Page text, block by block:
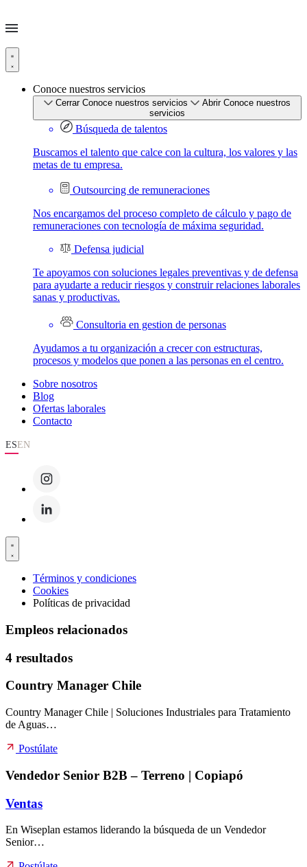
Conoce nuestros servicios
Cerrar Conoce nuestros servicios
Abrir Conoce nuestros
servicios
Búsqueda de talentos
Buscamos el talento que calce con la cultura, los valores y las
metas de tu empresa.
Outsourcing de remuneraciones
Nos encargamos del proceso completo de cálculo y pago de
remuneraciones con tecnología de máxima seguridad.
Defensa judicial
Te apoyamos con soluciones legales preventivas y de defensa
para ayudarte a reducir riesgos y construir relaciones laborales
sanas y productivas.
Consultoria en gestion de personas
Ayudamos a tu organización a crecer con estructuras,
procesos y modelos que ponen a las personas en el centro.
Sobre nosotros
Blog
Ofertas laborales
Contacto
ESEN
Términos y condiciones
Cookies
Políticas de privacidad
Empleos relacionados
4 resultados
Country Manager Chile
Country Manager Chile | Soluciones Industriales para Tratamiento
de Aguas…
Postúlate
Vendedor Senior B2B – Terreno | Copiapó
Ventas
En Wiseplan estamos liderando la búsqueda de un Vendedor
Senior…